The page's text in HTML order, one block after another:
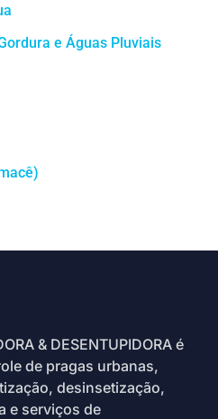
e Águas Pluviais
& DESENTUPIDORA é
de pragas urbanas,
desinsetização,
e serviços de